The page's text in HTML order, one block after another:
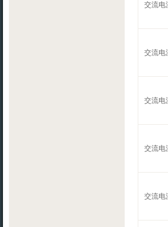
交流电
交流电
交流电
交流电
交流电